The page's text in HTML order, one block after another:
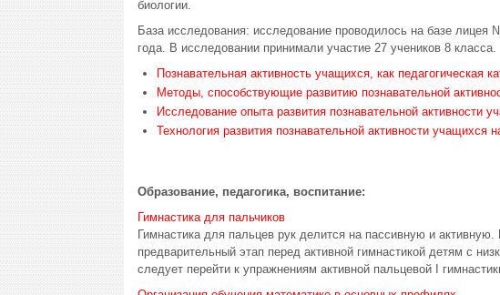
биологии.
База исследования: исследование проводилось на базе
года. В исследовании принимали участие 27 учеников 8 класса.
Познавательная активность учащихся, как педагогическая
Методы, способствующие развитию познавательной
Исследование опыта развития познавательной активности
Технология развития познавательной активности учащихся
Образование, педагогика, воспитание:
Гимнастика для пальчиков
Гимнастика для пальцев рук делится на пассивную и активную.
предварительный этап перед активной гимнастикой детям с
следует перейти к упражнениям активной пальцевой I